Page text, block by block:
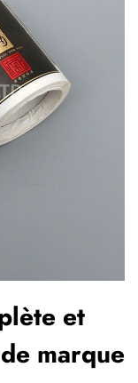
et
marque